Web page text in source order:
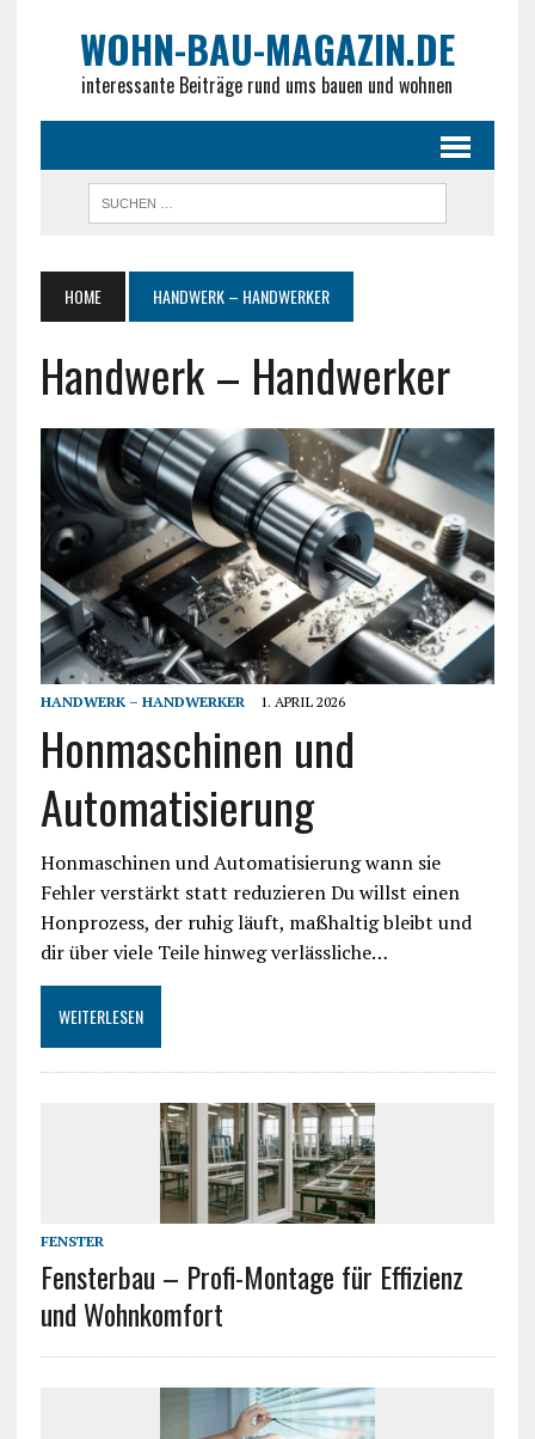
WOHN-BAU-MAGAZIN.DE
interessante Beiträge rund ums bauen und wohnen
HOME HANDWERK – HANDWERKER
Handwerk – Handwerker
HANDWERK – HANDWERKER 1. APRIL 2026
Honmaschinen und
Automatisierung
Honmaschinen und Automatisierung wann sie
Fehler verstärkt statt reduzieren Du willst einen
Honprozess, der ruhig läuft, maßhaltig bleibt und
dir über viele Teile hinweg verlässliche…
WEITERLESEN
FENSTER
Fensterbau – Profi-Montage für Effizienz
und Wohnkomfort